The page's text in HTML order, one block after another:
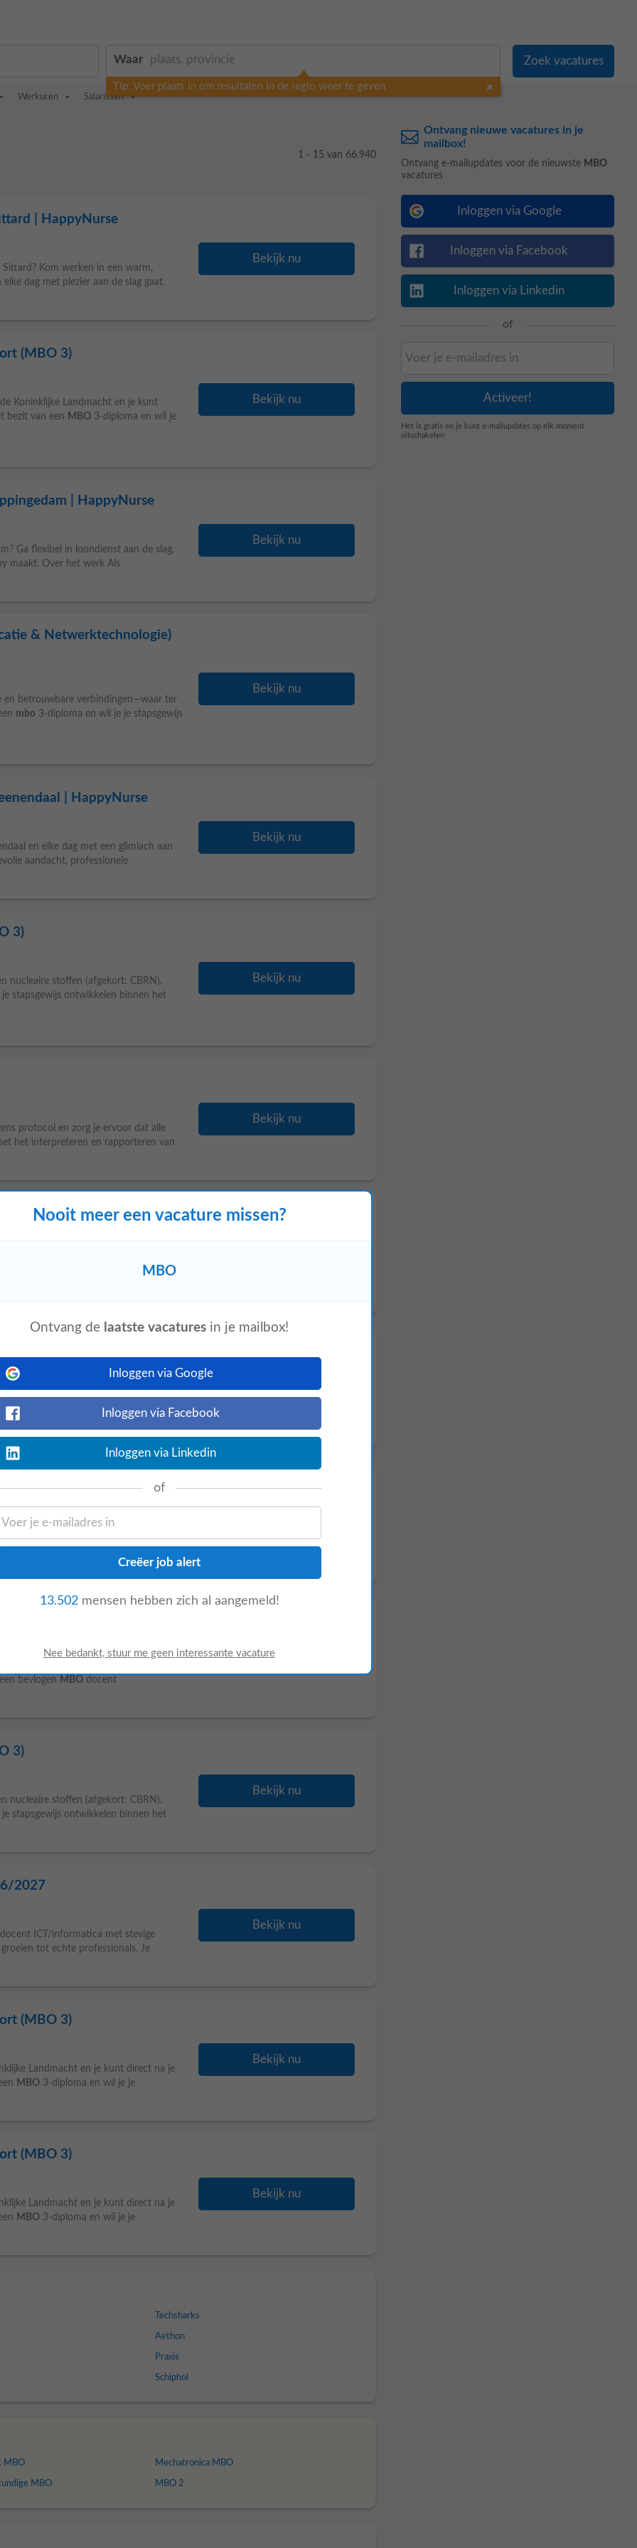
Waar
Tip: Voer plaats in om resultaten in de regio weer te geven
Werkuren Salarissen
1 - 15 van 66.940
| HappyNurse
Kom werken in een warm,
dag met plezier aan de slag gaat.
Bekijk nu
(MBO 3)
Koninklijke Landmacht en je kunt
bezit van een MBO 3-diploma en wil je
Bekijk nu
| HappyNurse
Ga flexibel in loondienst aan de slag,
maakt. Over het werk Als
Bekijk nu
& Netwerktechnologie)
en betrouwbare verbindingen—waar ter
mbo 3-diploma en wil je je stapsgewijs
Bekijk nu
| HappyNurse
en elke dag met een glimlach aan
aandacht, professionele
Bekijk nu
3)
nucleaire stoffen (afgekort: CBRN).
stapsgewijs ontwikkelen binnen het
Bekijk nu
protocol en zorg je ervoor dat alle
het interpreteren en rapporteren van
Bekijk nu
zoeken wij jou! Waar ga je werken?
centraal staan en waar collega’s
protocol en zorg je ervoor dat alle
het interpreteren en rapporteren van
Bekijk nu
zoeken wij jou! Waar ga je werken?
centraal staan en waar collega’s
2027
over deze functie en solliciteer
bevlogen MBO docent
Bekijk nu
3)
nucleaire stoffen (afgekort: CBRN).
stapsgewijs ontwikkelen binnen het
Bekijk nu
2027
docent ICT/informatica met stevige
tot echte professionals. Je
Bekijk nu
(MBO 3)
Landmacht en je kunt direct na je
MBO 3-diploma en wil je je
Bekijk nu
(MBO 3)
Landmacht en je kunt direct na je
MBO 3-diploma en wil je je
Bekijk nu
Techsharks
Aethon
Praxis
Schiphol
MBO
MBO
Mechatronica MBO
MBO 2
Ontvang nieuwe vacatures in je
mailbox!
Ontvang e-mailupdates voor de nieuwste MBO
vacatures
Inloggen via Google
Inloggen via Facebook
Inloggen via Linkedin
of
Het is gratis en je kunt e-mailupdates op elk moment
uitschakelen
Nooit meer een vacature missen?
MBO
Ontvang de laatste vacatures in je mailbox!
Inloggen via Google
Inloggen via Facebook
Inloggen via Linkedin
of
13.502mensen hebben zich al aangemeld!